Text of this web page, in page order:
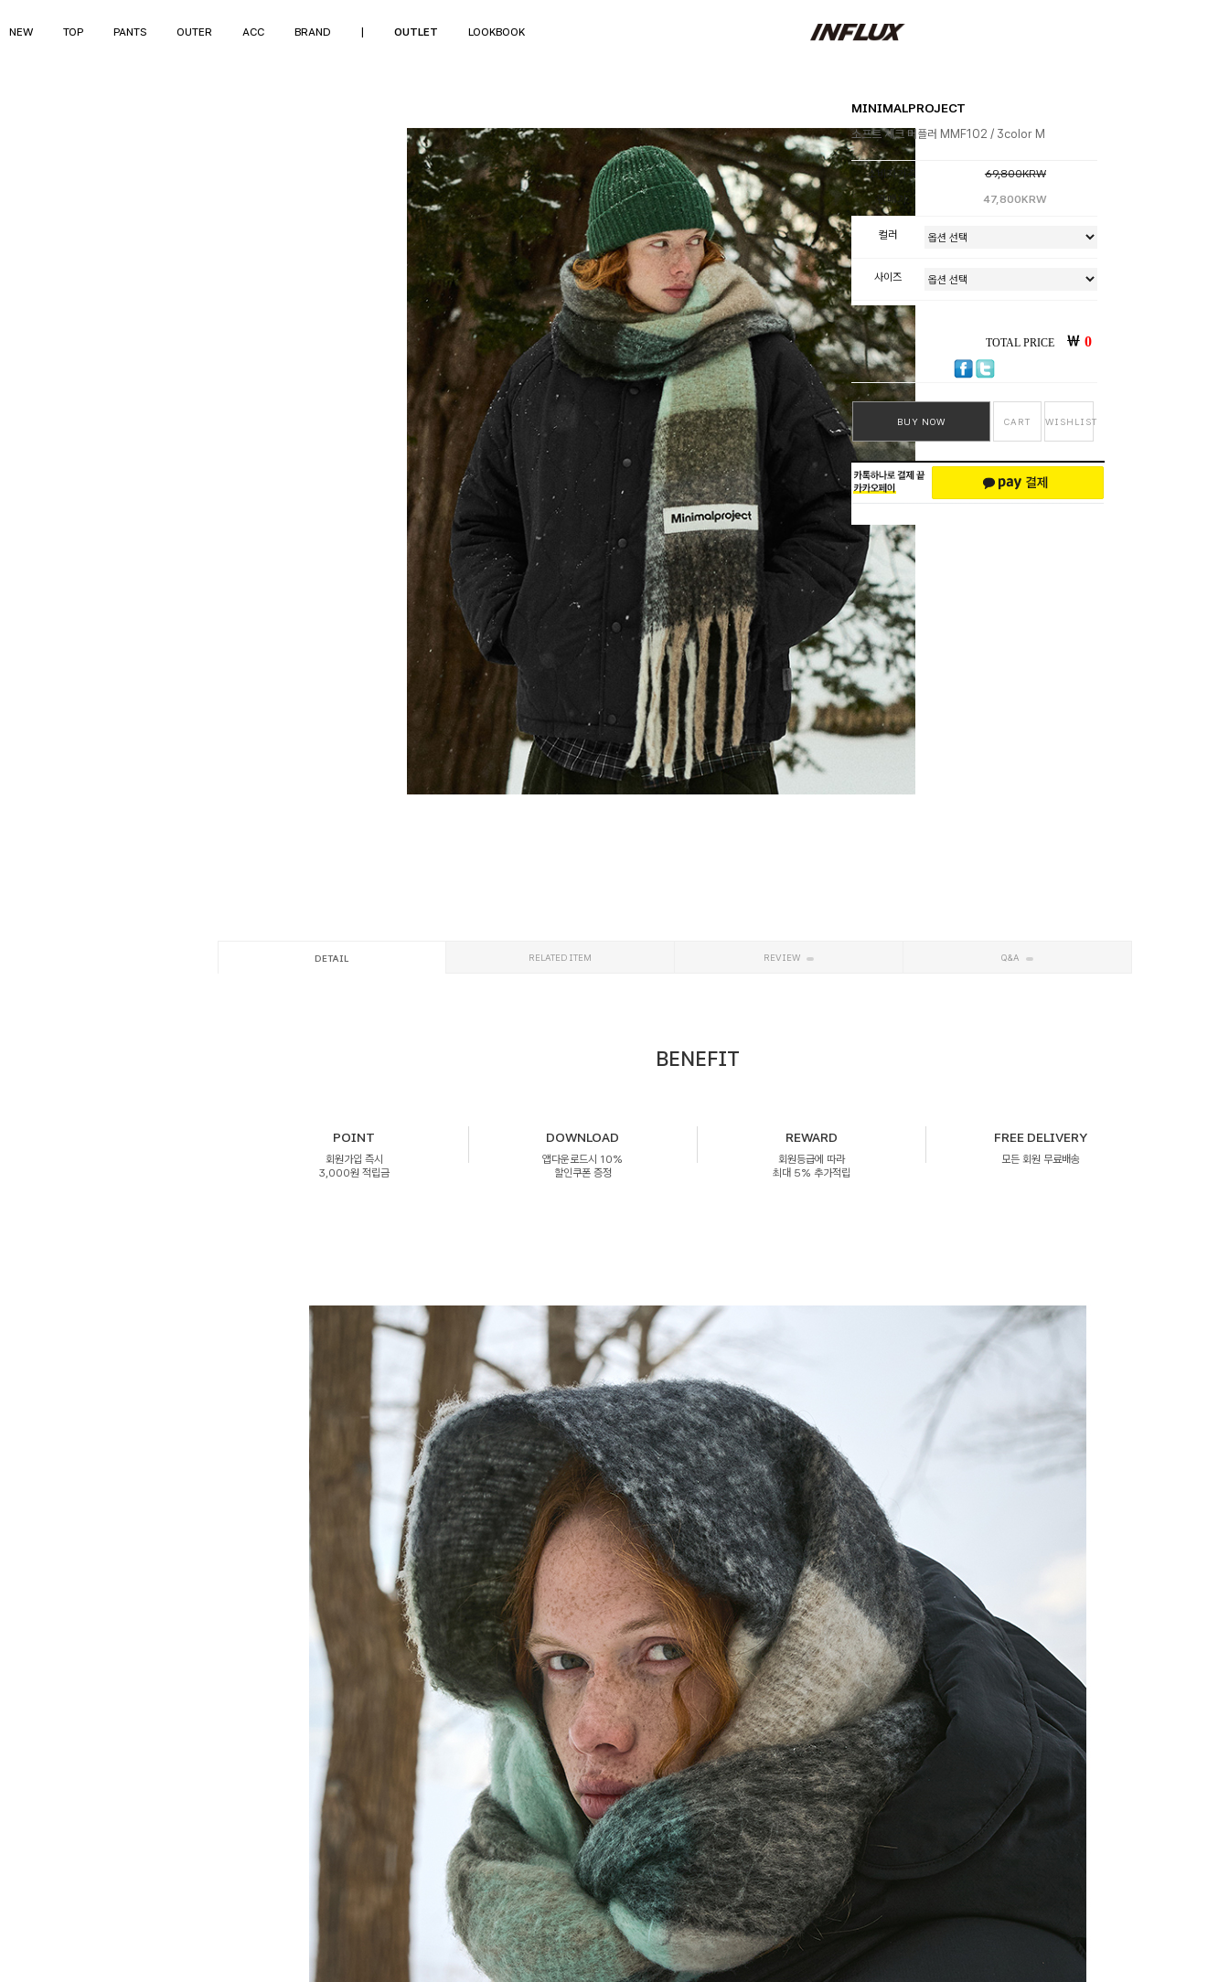
NEW TOP PANTS OUTER ACC BRAND OUTLET LOOKBOOK
MINIMALPROJECT
소프트 체크 머플러 MMF102 / 3color M
소비자가격
69,800KRW
판매가
47,800KRW
컬러
사이즈
TOTAL PRICE ￦ 0
BUY NOW CART WISHLIST
DETAIL RELATED ITEM REVIEW Q&A
BENEFIT
POINT
회원가입 즉시
3,000원 적립금
DOWNLOAD
앱다운로드시 10%
할인쿠폰 증정
REWARD
회원등급에 따라
최대 5% 추가적립
FREE DELIVERY
모든 회원 무료배송